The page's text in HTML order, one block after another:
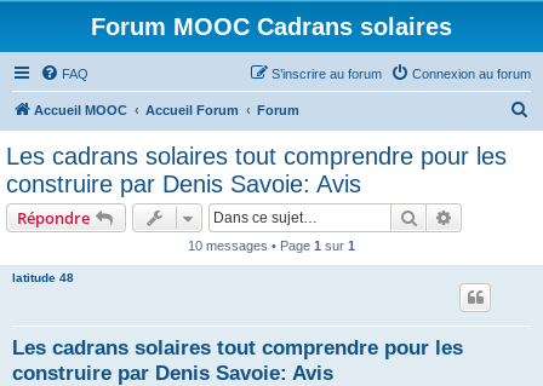
Forum MOOC Cadrans solaires
FAQ Connexion au forum
S’inscrire au forum
Accueil MOOC Accueil Forum Forum
Les cadrans solaires tout comprendre pour les
construire par Denis Savoie: Avis
Répondre Rechercher
10 messages • Page 1 sur 1
latitude 48
Les cadrans solaires tout comprendre pour les
construire par Denis Savoie: Avis